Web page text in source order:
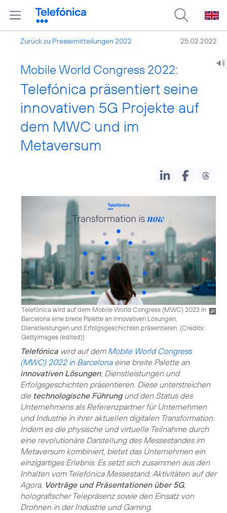
Zurück zu Pressemitteilungen 2022 25.02.2022
Mobile World Congress 2022:
Telefónica präsentiert seine
innovativen 5G Projekte auf
dem MWC und im
Metaversum
Telefónica wird auf dem Mobile World Congress (MWC) 2022 in
Barcelona eine breite Palette an innovativen Lösungen,
Dienstleistungen und Erfolgsgeschichten präsentieren. (Credits:
Gettyimages (edited))
Telefónica wird auf dem Mobile World Congress
(MWC) 2022 in Barcelonaeine breite Palette an
innovativen Lösungen, Dienstleistungen und
Erfolgsgeschichten präsentieren. Diese unterstreichen
die technologische Führungund den Status des
Unternehmens als Referenzpartner für Unternehmen
und Industrie in ihrer aktuellen digitalen Transformation.
Indem es die physische und virtuelle Teilnahme durch
eine revolutionäre Darstellung des Messestandes im
Metaversum kombiniert, bietet das Unternehmen ein
einzigartiges Erlebnis. Es setzt sich zusammen aus den
Inhalten vom Telefónica Messestand, Aktivitäten auf der
Agora, Vorträge und Präsentationen über 5G,
holografischer Telepräsenz sowie den Einsatz von
Drohnen in der Industrie und Gaming.